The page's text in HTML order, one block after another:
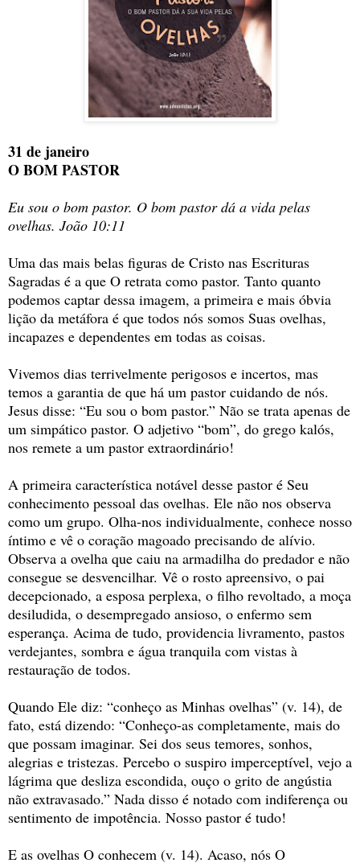
31 de janeiro
O BOM PASTOR
Eu sou o bom pastor. O bom pastor dá a vida pelas
ovelhas. João 10:11
Uma das mais belas figuras de Cristo nas Escrituras
Sagradas é a que O retrata como pastor. Tanto quanto
podemos captar dessa imagem, a primeira e mais óbvia
lição da metáfora é que todos nós somos Suas ovelhas,
incapazes e dependentes em todas as coisas.
Vivemos dias terrivelmente perigosos e incertos, mas
temos a garantia de que há um pastor cuidando de nós.
Jesus disse: “Eu sou o bom pastor.” Não se trata apenas de
um simpático pastor. O adjetivo “bom”, do grego kalós,
nos remete a um pastor extraordinário!
A primeira característica notável desse pastor é Seu
conhecimento pessoal das ovelhas. Ele não nos observa
como um grupo. Olha-nos individualmente, conhece nosso
íntimo e vê o coração magoado precisando de alívio.
Observa a ovelha que caiu na armadilha do predador e não
consegue se desvencilhar. Vê o rosto apreensivo, o pai
decepcionado, a esposa perplexa, o filho revoltado, a moça
desiludida, o desempregado ansioso, o enfermo sem
esperança. Acima de tudo, providencia livramento, pastos
verdejantes, sombra e água tranquila com vistas à
restauração de todos.
Quando Ele diz: “conheço as Minhas ovelhas” (v. 14), de
fato, está dizendo: “Conheço-as completamente, mais do
que possam imaginar. Sei dos seus temores, sonhos,
alegrias e tristezas. Percebo o suspiro imperceptível, vejo a
lágrima que desliza escondida, ouço o grito de angústia
não extravasado.” Nada disso é notado com indiferença ou
sentimento de impotência. Nosso pastor é tudo!
E as ovelhas O conhecem (v. 14). Acaso, nós O